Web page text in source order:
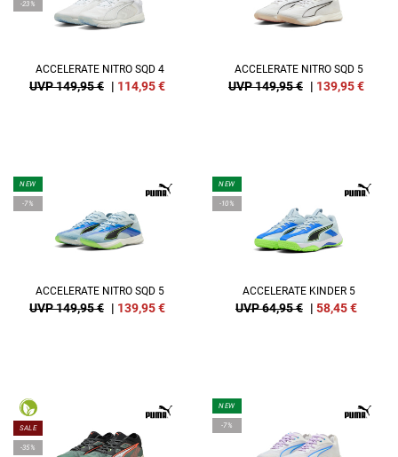
-23%
ACCELERATE NITRO SQD 4
UVP 149,95 € | 114,95€
ACCELERATE NITRO SQD 5
UVP 149,95 € | 139,95€
NEW
-7%
ACCELERATE NITRO SQD 5
UVP 149,95 € | 139,95€
NEW
-10%
ACCELERATE KINDER 5
UVP 64,95 € | 58,45€
SALE
-35%
NEW
-7%